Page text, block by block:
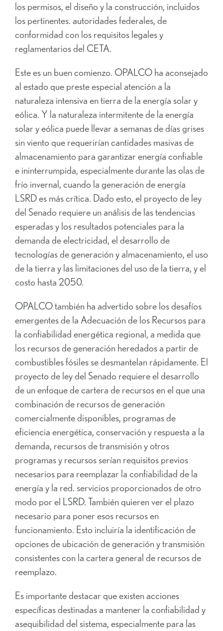
los permisos, el diseño y la construcción, incluidos
los pertinentes. autoridades federales, de
conformidad con los requisitos legales y
reglamentarios del CETA.
Este es un buen comienzo. OPALCO ha aconsejado
al estado que preste especial atención a la
naturaleza intensiva en tierra de la energía solar y
eólica. Y la naturaleza intermitente de la energía
solar y eólica puede llevar a semanas de días grises
sin viento que requerirían cantidades masivas de
almacenamiento para garantizar energía confiable
e ininterrumpida, especialmente durante las olas de
frío invernal, cuando la generación de energía
LSRD es más crítica. Dado esto, el proyecto de ley
del Senado requiere un análisis de las tendencias
esperadas y los resultados potenciales para la
demanda de electricidad, el desarrollo de
tecnologías de generación y almacenamiento, el uso
de la tierra y las limitaciones del uso de la tierra, y el
costo hasta 2050.
OPALCO también ha advertido sobre los desafíos
emergentes de la Adecuación de los Recursos para
la confiabilidad energética regional, a medida que
los recursos de generación heredados a partir de
combustibles fósiles se desmantelan rápidamente. El
proyecto de ley del Senado requiere el desarrollo
de un enfoque de cartera de recursos en el que una
combinación de recursos de generación
comercialmente disponibles, programas de
eficiencia energética, conservación y respuesta a la
demanda, recursos de transmisión y otros
programas y recursos serían requisitos previos
necesarios para reemplazar la confiabilidad de la
energía y la red. servicios proporcionados de otro
modo por el LSRD. También quieren ver el plazo
necesario para poner esos recursos en
funcionamiento. Esto incluiría la identificación de
opciones de ubicación de generación y transmisión
consistentes con la cartera general de recursos de
reemplazo.
Es importante destacar que existen acciones
específicas destinadas a mantener la confiabilidad y
asequibilidad del sistema, especialmente para las